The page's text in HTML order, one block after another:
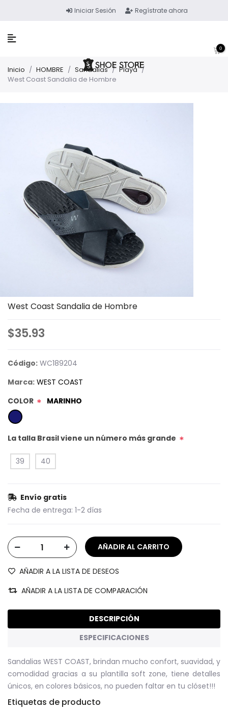
Iniciar Sesión Regístrate ahora
0
Inicio / HOMBRE / Sandalias / Playa /
West Coast Sandalia de Hombre
West Coast Sandalia de Hombre
$35.93
Código: WC189204
Marca: WEST COAST
COLOR * MARINHO
La talla Brasil viene un número más grande *
39 40
Envío gratis
Fecha de entrega: 1-2 días
AÑADIR A LA LISTA DE DESEOS
AÑADIR A LA LISTA DE COMPARACIÓN
DESCRIPCIÓN
ESPECIFICACIONES
Sandalias WEST COAST, brindan mucho confort, suavidad, y
comodidad gracias a su plantilla soft zone, tiene detalles
únicos, en colores básicos, no pueden faltar en tu clóset!!!
Etiquetas de producto